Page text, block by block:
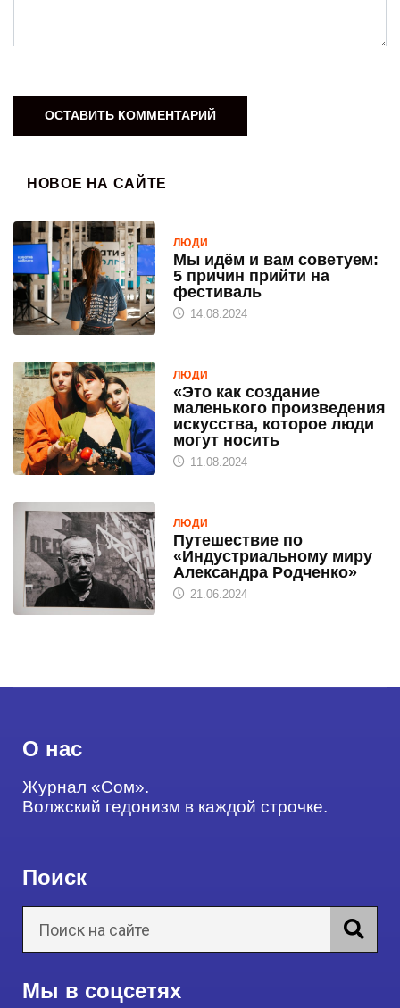
НОВОЕ НА САЙТЕ
ЛЮДИ
Мы идём и вам советуем:
5 причин прийти на
фестиваль
14.08.2024
ЛЮДИ
«Это как создание
маленького произведения
искусства, которое люди
могут носить
11.08.2024
ЛЮДИ
Путешествие по
«Индустриальному миру
Александра Родченко»
21.06.2024
О нас
Журнал «Сом».
Волжский гедонизм в каждой строчке.
Поиск
Мы в соцсетях